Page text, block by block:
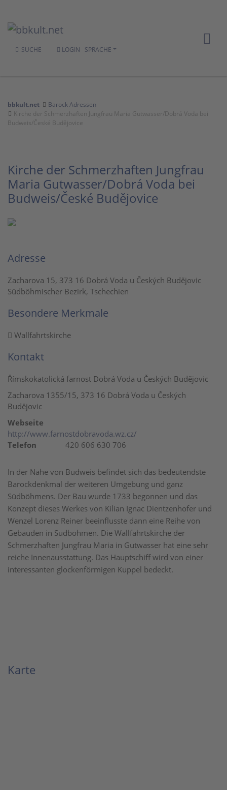
SUCHE LOGIN SPRACHE
bbkult.net
Barock Adressen
Kirche der Schmerzhaften Jungfrau Maria Gutwasser/Dobrá Voda bei
Budweis/České Budějovice
Kirche der Schmerzhaften Jungfrau
Maria Gutwasser/Dobrá Voda bei
Budweis/České Budějovice
In der Nähe von Budweis befindet sich das bedeutendste
Barockdenkmal der weiteren Umgebung und ganz
Südböhmens. Der Bau wurde 1733 begonnen und das
Konzept dieses Werkes von Kilian Ignac Dientzenhofer und
Wenzel Lorenz Reiner beeinflusste dann eine Reihe von
Gebäuden in Südböhmen. Die Wallfahrtskirche der
Schmerzhaften Jungfrau Maria in Gutwasser hat eine sehr
reiche Innenausstattung. Das Hauptschiff wird von einer
interessanten glockenförmigen Kuppel bedeckt.
Adresse
Zacharova 15, 373 16 Dobrá Voda u Českých Budějovic
Südböhmischer Bezirk, Tschechien
Besondere Merkmale
Wallfahrtskirche
Kontakt
Římskokatolická farnost Dobrá Voda u Českých Budějovic
Zacharova 1355/15, 373 16 Dobrá Voda u Českých
Budějovic
Webseite
http://www.farnostdobravoda.wz.cz/
Telefon
420 606 630 706
Karte